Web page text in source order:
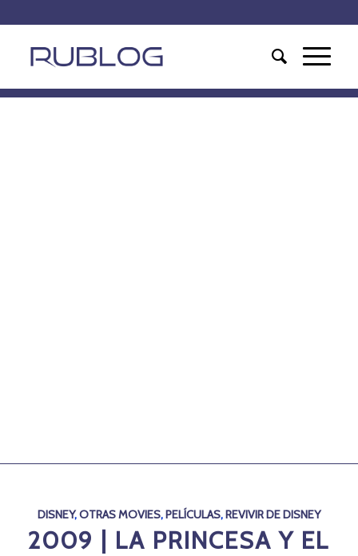
DISNEY,OTRAS MOVIES,PELÍCULAS,REVIVIR DE DISNEY
2009 | LA PRINCESA Y EL